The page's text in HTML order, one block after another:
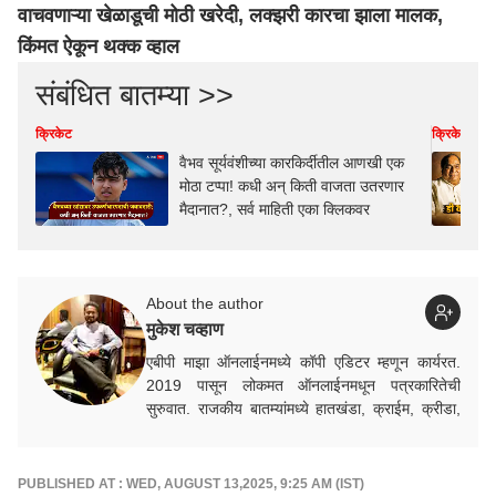
वाचवणाऱ्या खेळाडूची मोठी खरेदी, लक्झरी कारचा झाला मालक,
किंमत ऐकून थक्क व्हाल
संबंधित बातम्या >>
क्रिकेट
वैभव सूर्यवंशीच्या कारकिर्दीतील आणखी एक
मोठा टप्पा! कधी अन् किती वाजता उतरणार
मैदानात?, सर्व माहिती एका क्लिकवर
क्रिकेट
About the author
मुकेश चव्हाण
एबीपी माझा ऑनलाईनमध्ये कॉपी एडिटर म्हणून कार्यरत.
2019 पासून लोकमत ऑनलाईनमधून पत्रकारितेची
सुरुवात. राजकीय बातम्यांमध्ये हातखंडा, क्राईम, क्रीडा,
PUBLISHED AT : WED, AUGUST 13,2025, 9:25 AM (IST)